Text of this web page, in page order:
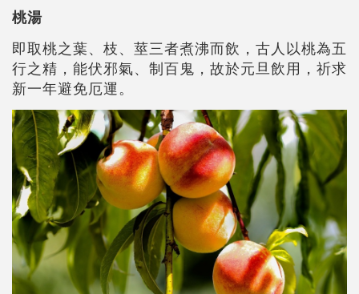
桃湯
即取桃之葉、枝、莖三者煮沸而飲，古人以桃為五
行之精，能伏邪氣、制百鬼，故於元旦飲用，祈求
新一年避免厄運。